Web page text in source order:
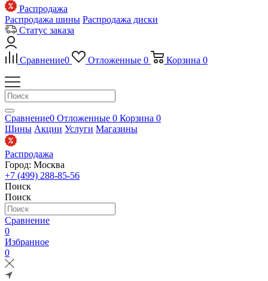
Распродажа
Распродажа шины Распродажа диски
Статус заказа
Сравнение0 Отложенные 0 Корзина 0
Сравнение0 Отложенные 0 Корзина 0
Шины Акции Услуги Магазины
Распродажа
Город: Москва
+7 (499) 288-85-56
Поиск
Поиск
Сравнение
0
Избранное
0